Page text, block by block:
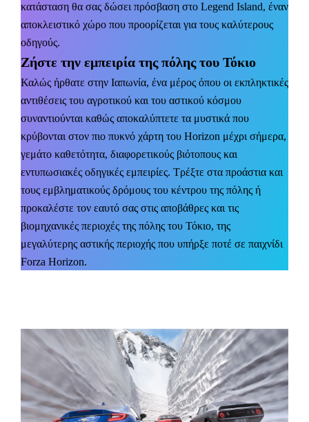
κατάσταση θα σας δώσει πρόσβαση στο Legend Island, έναν
αποκλειστικό χώρο που προορίζεται για τους καλύτερους
οδηγούς.
Ζήστε την εμπειρία της πόλης του Τόκιο
Καλώς ήρθατε στην Ιαπωνία, ένα μέρος όπου οι εκπληκτικές
αντιθέσεις του αγροτικού και του αστικού κόσμου
συναντιούνται καθώς αποκαλύπτετε τα μυστικά που
κρύβονται στον πιο πυκνό χάρτη του Horizon μέχρι σήμερα,
γεμάτο καθετότητα, διαφορετικούς βιότοπους και
εντυπωσιακές οδηγικές εμπειρίες. Τρέξτε στα προάστια και
τους εμβληματικούς δρόμους του κέντρου της πόλης ή
προκαλέστε τον εαυτό σας στις αποβάθρες και τις
βιομηχανικές περιοχές της πόλης του Τόκιο, της
μεγαλύτερης αστικής περιοχής που υπήρξε ποτέ σε παιχνίδι
Forza Horizon.